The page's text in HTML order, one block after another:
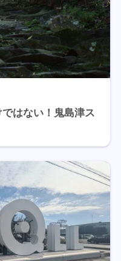
ではない！鬼島津ス